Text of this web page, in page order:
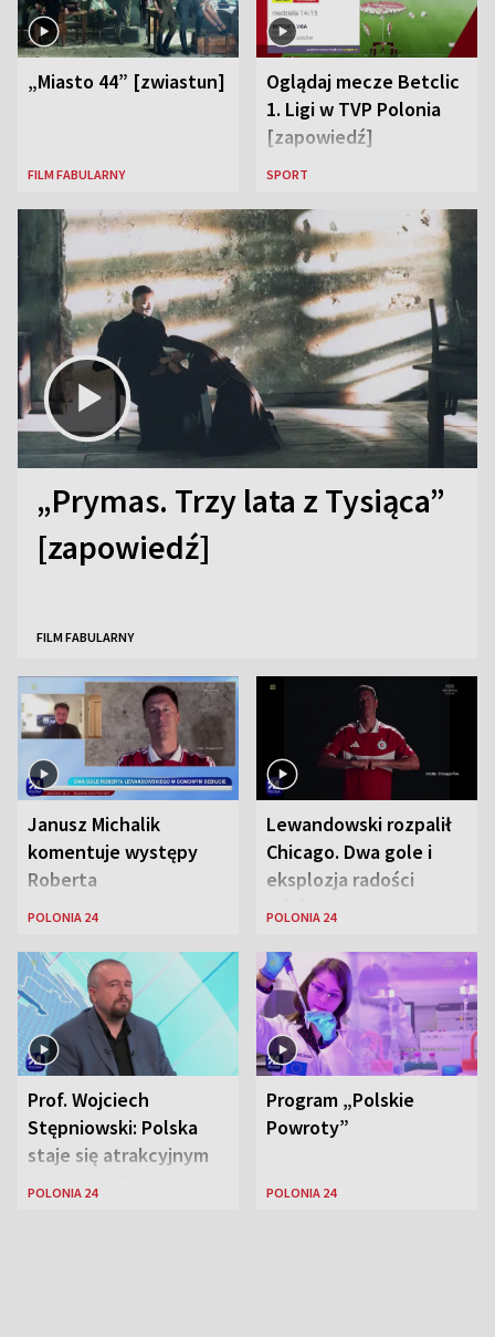
„Miasto 44” [zwiastun]
FILM FABULARNY
Oglądaj mecze Betclic
1. Ligi w TVP Polonia
[zapowiedź]
SPORT
„Prymas. Trzy lata z Tysiąca”
[zapowiedź]
FILM FABULARNY
Janusz Michalik
komentuje występy
Roberta
Lewandowskiego w
Zjednoczonych
POLONIA 24
Lewandowski rozpalił
Chicago. Dwa gole i
eksplozja radości
wśród Polonii
POLONIA 24
Prof. Wojciech
Stępniowski: Polska
staje się atrakcyjnym
miejscem dla
POLONIA 24
Program „Polskie
Powroty”
POLONIA 24